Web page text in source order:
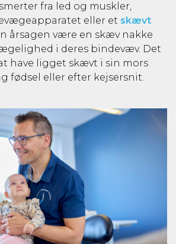
fra led og muskler,
eller et skævt
årsagen være en skæv nakke
i deres bindevæv. Det
have ligget skævt i sin mors
fødsel eller efter kejsersnit.